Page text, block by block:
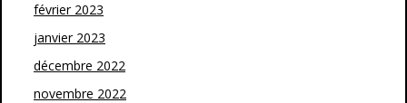
février 2023
janvier 2023
décembre 2022
novembre 2022